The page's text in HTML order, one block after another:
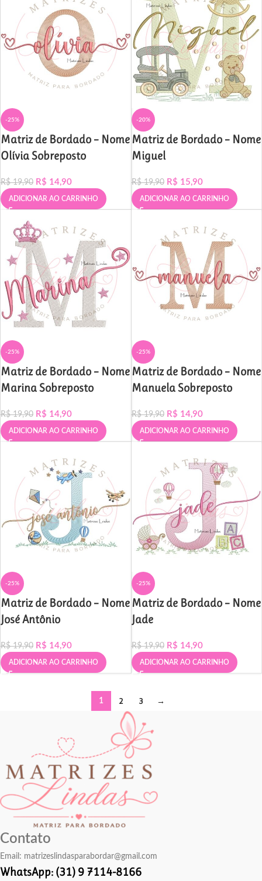
-25%
Matriz de Bordado – Nome
Olívia Sobreposto
R$19,90 R$ 14,90
ADICIONAR AO CARRINHO
-20%
Matriz de Bordado – Nome
Miguel
R$19,90 R$ 15,90
ADICIONAR AO CARRINHO
-25%
Matriz de Bordado – Nome
Marina Sobreposto
R$19,90 R$ 14,90
ADICIONAR AO CARRINHO
-25%
Matriz de Bordado – Nome
Manuela Sobreposto
R$19,90 R$ 14,90
ADICIONAR AO CARRINHO
-25%
Matriz de Bordado – Nome
José Antônio
R$19,90 R$ 14,90
ADICIONAR AO CARRINHO
-25%
Matriz de Bordado – Nome
Jade
R$19,90 R$ 14,90
ADICIONAR AO CARRINHO
1 2 3 →
Contato
Email: matrizeslindasparabordar@gmail.com
WhatsApp: (31) 9 7114-8166